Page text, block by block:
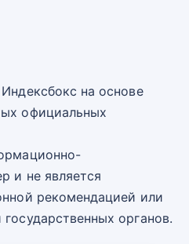
на основе
официальных
и не является
рекомендацией или
органов.